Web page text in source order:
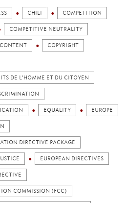
CHILI COMPETITION
COMPETITIVE NEUTRALITY
CONTENT COPYRIGHT
DE L'HOMME ET DU CITOYEN
EQUALITY EUROPE
DIRECTIVE PACKAGE
EUROPEAN DIRECTIVES
COMMISSION (FCC)